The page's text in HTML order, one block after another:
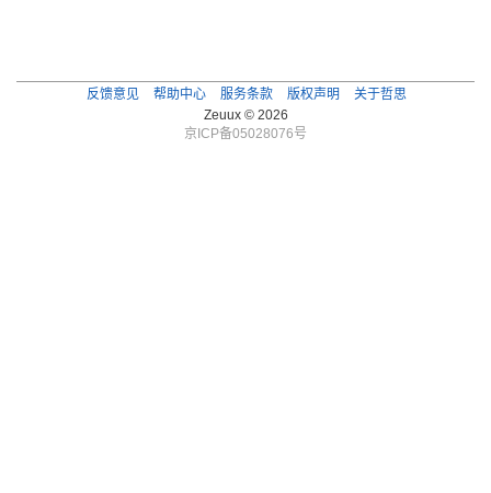
反馈意见 帮助中心 服务条款 版权声明
关于哲思
Zeuux © 2026
京ICP备05028076号